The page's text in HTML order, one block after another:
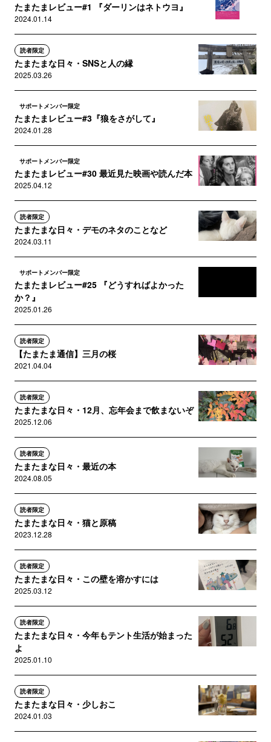
たまたまレビュー#1 『ダーリンはネトウヨ』
2024.01.14
読者限定
たまたまな日々・SNSと人の縁
2025.03.26
サポートメンバー限定
たまたまレビュー#3『狼をさがして』
2024.01.28
サポートメンバー限定
たまたまレビュー#30 最近見た映画や読んだ本
2025.04.12
読者限定
たまたまな日々・デモのネタのことなど
2024.03.11
サポートメンバー限定
たまたまレビュー#25 『どうすればよかった
か？』
2025.01.26
読者限定
【たまたま通信】三月の桜
2021.04.04
読者限定
たまたまな日々・12月、忘年会まで飲まないぞ
2025.12.06
読者限定
たまたまな日々・最近の本
2024.08.05
読者限定
たまたまな日々・猫と原稿
2023.12.28
読者限定
たまたまな日々・この壁を溶かすには
2025.03.12
読者限定
たまたまな日々・今年もテント生活が始まった
よ
2025.01.10
読者限定
たまたまな日々・少しおこ
2024.01.03